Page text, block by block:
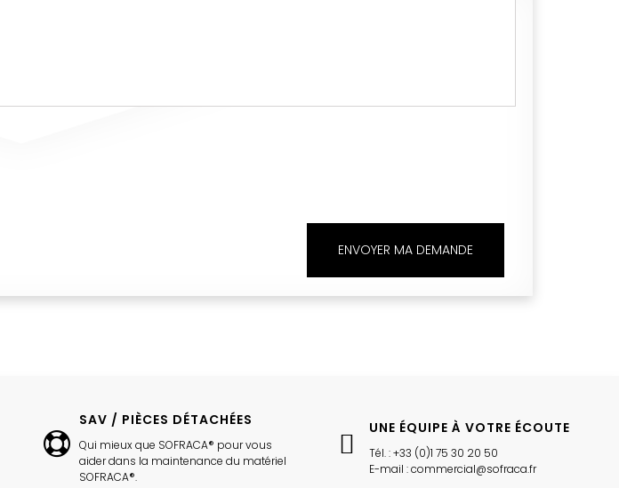
ENVOYER MA DEMANDE
SAV / PIÈCES DÉTACHÉES
Qui mieux que SOFRACA® pour vous
aider dans la maintenance du matériel
SOFRACA®.
UNE ÉQUIPE À VOTRE ÉCOUTE
Tél. : +33 (0)1 75 30 20 50
E-mail : commercial@sofraca.fr